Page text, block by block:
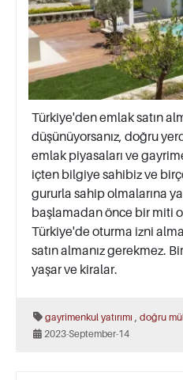
Türkiye'den emlak satın
düşünüyorsanız, doğru
emlak piyasaları ve
içten bilgiye sahibiz ve
gururla sahip olmalarına
başlamadan önce bir miti
Türkiye'de oturma izni
satın almanız gerekmez.
yaşar ve kiralar.
gayrimenkul yatırımı
doğru
2023-September-14